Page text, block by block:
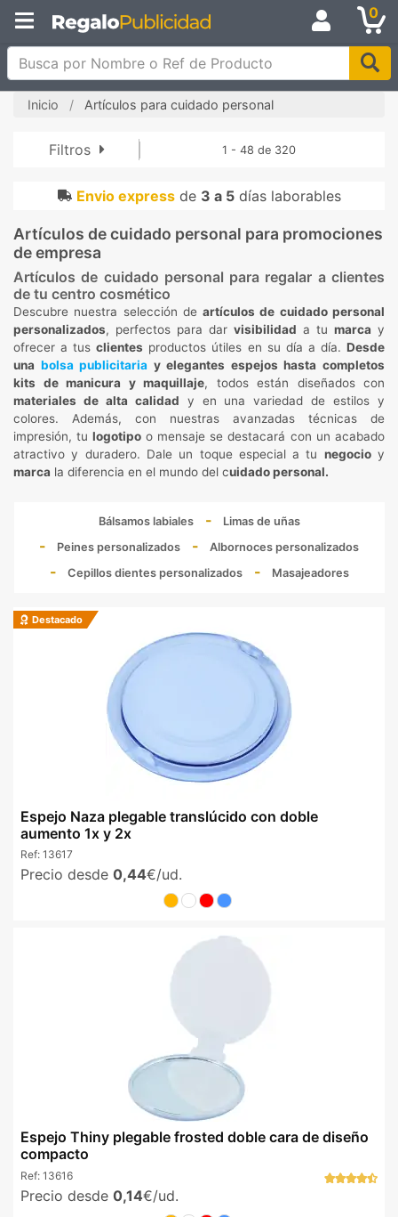
0
Busca por Nombre o Ref de Producto
Inicio Artículos para cuidado personal
Filtros 1 - 48 de 320
Envio expressde 3 a 5días laborables
Artículos de cuidado personal para promociones
de empresa
Artículos de cuidado personal para regalar a clientes
de tu centro cosmético
Descubre nuestra selección deartículos de cuidado personal
personalizados, perfectos para dar visibilidad a tu marca y
ofrecer a tusclientes productos útiles en su día a día.Desde
una bolsa publicitaria y elegantes espejos hasta completos
kits de manicura y maquillaje, todos están diseñados con
materiales de alta calidad y en una variedad de estilos y
colores. Además, con nuestras avanzadas técnicas de
impresión, tulogotipo o mensaje se destacará con un acabado
atractivo y duradero. Dale un toque especial a tu negocioy
marca la diferencia en el mundo del cuidado personal.
Bálsamos labiales
Limas de uñas
Peines personalizados
Albornoces personalizados
Cepillos dientes personalizados
Masajeadores
Destacado
Espejo Naza plegable translúcido con doble
aumento 1x y 2x
Ref: 13617
Precio desde 0,44€/ud.
Espejo Thiny plegable frosted doble cara de diseño
compacto
Ref: 13616
Precio desde 0,14€/ud.